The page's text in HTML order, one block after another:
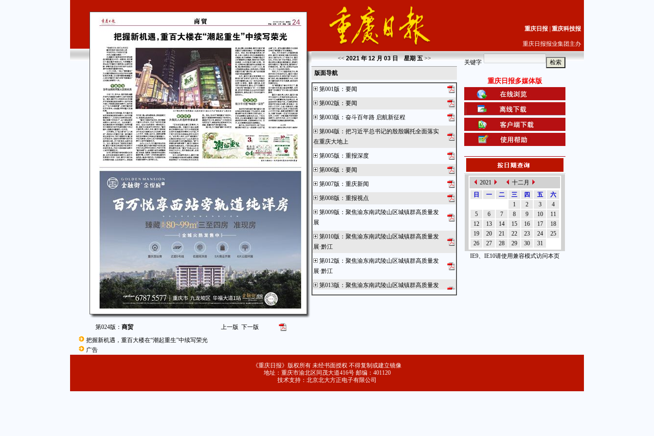
第024版： 商贸 上一版 下一版
把握新机遇，重百大楼在“潮起重生”中续写荣光
广告
重庆日报 重庆科技报
重庆日报报业集团主办
<< 2021 年 12 月 03 日 星期五 >>
版面导航
第001版 ： 要闻
第002版 ： 要闻
第003版 ： 奋斗百年路 启航新征程
第004版 ： 把习近平总书记的殷殷嘱托全面落实
在重庆大地上
第005版 ： 重报深度
第006版 ： 要闻
第007版 ： 重庆新闻
第008版 ： 重报视点
第009版 ： 聚焦渝东南武陵山区城镇群高质量发
展
第010版 ： 聚焦渝东南武陵山区城镇群高质量发
展·黔江
第012版 ： 聚焦渝东南武陵山区城镇群高质量发
展·黔江
第013版 ： 聚焦渝东南武陵山区城镇群高质量发
展·武隆
展·酉阳
第018版：聚焦渝东南武陵山区城镇群高质量发
展·彭水
关键字
重庆日报多媒体版
2021
十二月
日
一 二 三 四 五
六
1
2 3
4
5
6 7 8 9 10
11
12
13 14 15 16 17
18
19
20 21 22 23 24
25
26
27 28 29 30
31
IE9、IE10请使用兼容模式访问本页
《重庆日报》版权所有 未经书面授权 不得复制或建立镜像
地址：重庆市渝北区同茂大道416号 邮编：401120
技术支持：北京北大方正电子有限公司